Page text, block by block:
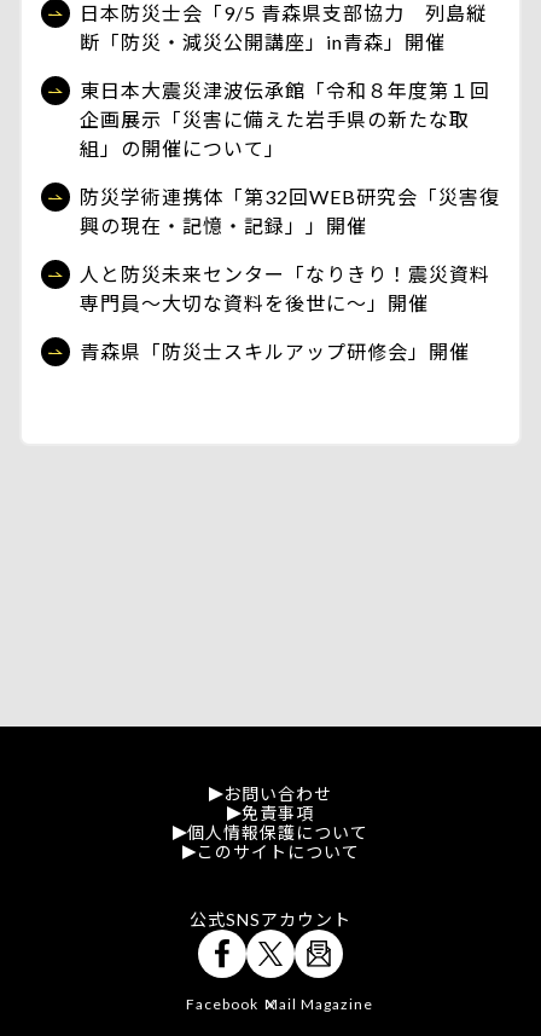
日本防災士会「9/5 青森県支部協力 列島縦
断「防災・減災公開講座」in青森」開催
東日本大震災津波伝承館「令和８年度第１回
企画展示「災害に備えた岩手県の新たな取
組」の開催について」
防災学術連携体「第32回WEB研究会「災害復
興の現在・記憶・記録」」開催
人と防災未来センター「なりきり！震災資料
専門員～大切な資料を後世に～」開催
青森県「防災士スキルアップ研修会」開催
お問い合わせ
免責事項
個人情報保護について
このサイトについて
公式SNSアカウント
Facebook X
Mail Magazine